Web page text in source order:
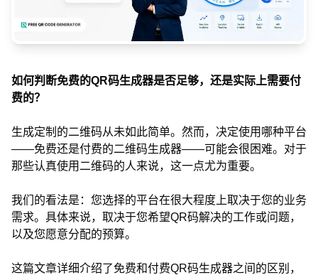
如何判断免费的QR码生成器是否足够，还是实际上需要付
费的？
生成定制的二维码从未如此简单。然而，决定使用哪种平台
——免费还是付费的二维码生成器——可能会很困难。对于
那些认真使用二维码的人来说，这一点尤为重要。
我们的看法是：您选择的平台在很大程度上取决于您的业务
需求。具体来说，取决于您希望QR码解决的工作或问题，
以及您愿意分配的预算。
这篇文章详细介绍了免费和付费QR码生成器之间的区别，